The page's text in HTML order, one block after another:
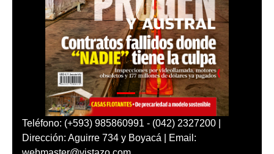
Teléfono: (+593) 985860991 - (042) 2327200 |
Dirección: Aguirre 734 y Boyacá | Email: